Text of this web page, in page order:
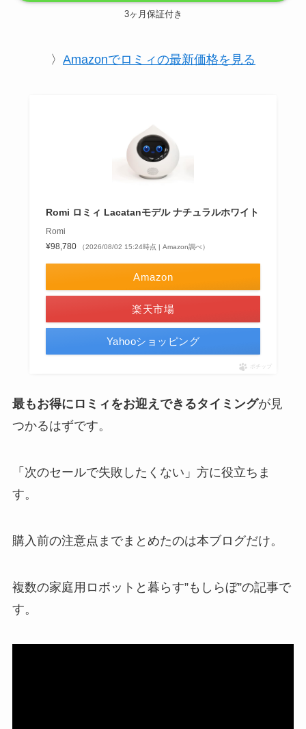
3ヶ月保証付き
〉 Amazonでロミィの最新価格を見る
Romi ロミィ Lacatanモデル ナチュラルホワイト
Romi
¥98,780
（2026/08/02 15:24時点 | Amazon調べ）
Amazon
楽天市場
Yahooショッピング
ポチップ
最もお得にロミィをお迎えできるタイミングが見
つかるはずです。
「次のセールで失敗したくない」方に役立ちま
す。
購入前の注意点までまとめたのは本ブログだけ。
複数の家庭用ロボットと暮らす”もしらぼ”の記事で
す。